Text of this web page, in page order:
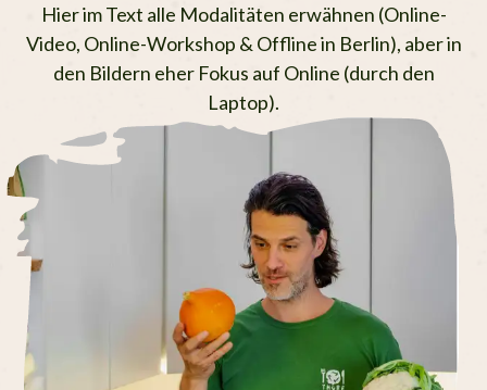
Hier im Text alle Modalitäten erwähnen (Online-
Video, Online-Workshop & Offline in Berlin), aber in
den Bildern eher Fokus auf Online (durch den
Laptop).